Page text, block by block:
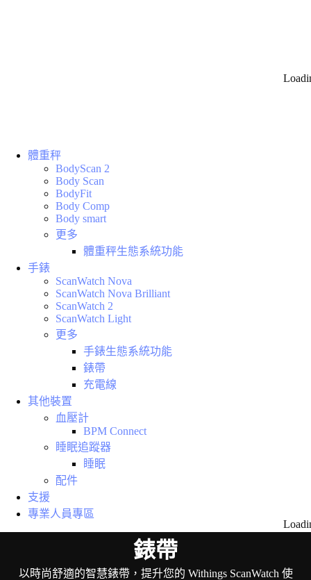
體重秤
BodyScan 2
Body Scan
BodyFit
Body Comp
Body smart
更多
體重秤生態系統功能
手錶
ScanWatch Nova
ScanWatch Nova Brilliant
ScanWatch 2
ScanWatch Light
更多
手錶生態系統功能
錶帶
充電線
其他裝置
血壓計
BPM Connect
睡眠追蹤器
睡眠
配件
支援
專業人員專區
錶帶
以時尚舒適的智慧錶帶，提升您的 Withings ScanWatch 使